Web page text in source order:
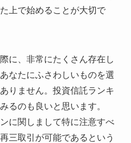
上で始めることが大切で
に、非常にたくさん存在し
なたにふさわしいものを選
りません。投資信託ランキ
るのも良いと思います。
に関しまして特に注意すべ
三取引が可能であるという